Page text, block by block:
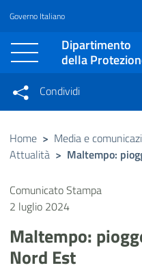
Vai al contenuto principale
Raggiungi il piè di pagina
Governo Italiano
Dipartimento
della
Condividi
Condividi
Condividi
Condividi
Condividi sui social network
Home > Media e
Attualità > Maltempo:
Comunicato Stampa
2 luglio 2024
Maltempo:
Nord Est